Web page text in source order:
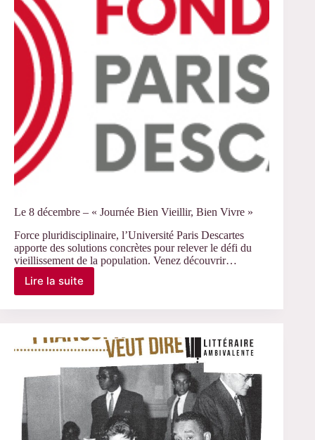
de
la
famille »
Le 8 décembre – « Journée Bien Vieillir, Bien Vivre »
Force pluridisciplinaire, l’Université Paris Descartes
apporte des solutions concrètes pour relever le défi du
vieillissement de la population. Venez découvrir…
Lire la suite
Le
« Journée
Bien
Vieillir,
Bien
Vivre »